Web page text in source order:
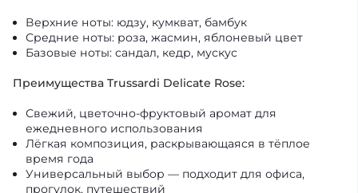
Верхние ноты: юдзу, кумкват, бамбук
Средние ноты: роза, жасмин, яблоневый цвет
Базовые ноты: сандал, кедр, мускус
Преимущества Trussardi Delicate Rose:
Свежий, цветочно-фруктовый аромат для
ежедневного использования
Лёгкая композиция, раскрывающаяся в тёплое
время года
Универсальный выбор — подходит для офиса,
прогулок, путешествий